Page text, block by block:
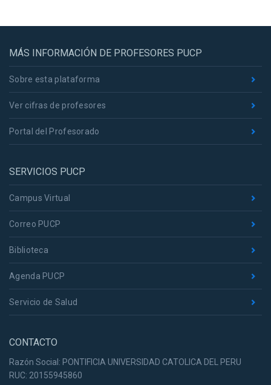
MÁS INFORMACIÓN DE PROFESORES PUCP
Sobre esta plataforma
Ver cifras de profesores
Portal del Profesorado
SERVICIOS PUCP
Campus Virtual
Correo PUCP
Biblioteca
Agenda PUCP
Servicio de Salud
CONTACTO
Razón Social: PONTIFICIA UNIVERSIDAD CATOLICA DEL PERU
RUC: 20155945860